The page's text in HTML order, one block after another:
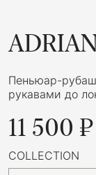
Пеньюар-
рукавами до
11 500 ₽
COLLECTION